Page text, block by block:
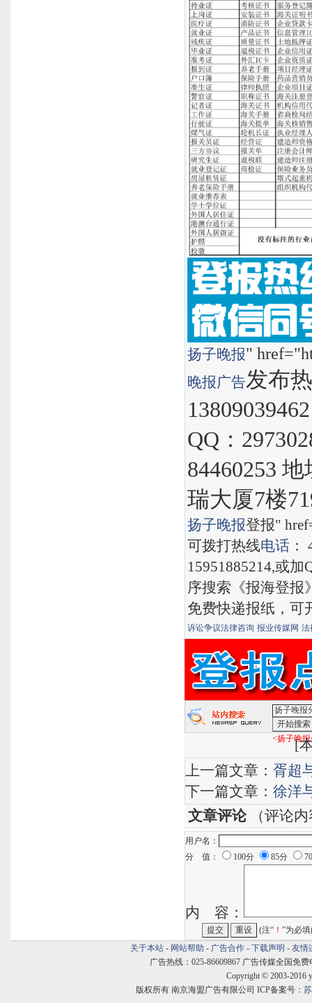
扬子晚报"
晚报广告发布
QQ：
84460253
瑞大厦7楼
扬子晚报登报"
可拨打热线电话
15951885214,或
序搜索《报海登报
免费快递报纸，可
诉讼争议法律咨询 报业传媒网 法
<扬子晚
[
上一篇文章： 胥超
下一篇文章： 徐洋
文章评论（评论内
用户名：
分 值：
100分 85分
内 容：
(注“ ！ ”为必
关于本站 - 网站帮助 - 广告合作 - 下载声明 - 友情
广告热线：025-86609867 广告传媒全国免费
Copyright © 2003-2016
版权所有 南京海盟广告有限公司 ICP备案号：